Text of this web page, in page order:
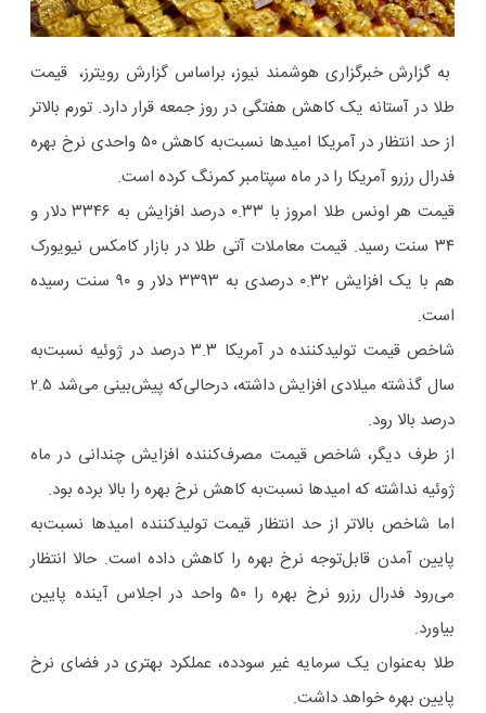
به گزارش خبرگزاری هوشمند نیوز، براساس گزارش رویترز، قیمت
طلا در آستانه یک کاهش هفتگی در روز جمعه قرار دارد. تورم بالاتر
از حد انتظار در آمریکا امیدها نسبت‌به کاهش ۵۰ واحدی نرخ بهره
فدرال رزرو آمریکا را در ماه سپتامبر کمرنگ کرده است.
قیمت هر اونس طلا امروز با ۰.۳۳ درصد افزایش به ۳۳۴۶ دلار و
۳۴ سنت رسید. قیمت معاملات آتی طلا در بازار کامکس نیویورک
هم با یک افزایش ۰.۳۲ درصدی به ۳۳۹۳ دلار و ۹۰ سنت رسیده
است.
شاخص قیمت تولیدکننده در آمریکا ۳.۳ درصد در ژوئیه نسبت‌به
سال گذشته میلادی افزایش داشته، درحالی‌که پیش‌بینی می‌شد ۲.۵
درصد بالا رود.
از طرف دیگر، شاخص قیمت مصرف‌کننده افزایش چندانی در ماه
ژوئیه نداشته که امیدها نسبت‌به کاهش نرخ بهره را بالا برده بود.
اما شاخص بالاتر از حد انتظار قیمت تولیدکننده امیدها نسبت‌به
پایین آمدن قابل‌توجه نرخ بهره را کاهش داده است. حالا انتظار
می‌رود فدرال رزرو نرخ بهره را ۵۰ واحد در اجلاس آینده پایین
بیاورد.
طلا به‌عنوان یک سرمایه غیر سودده، عملکرد بهتری در فضای نرخ
پایین بهره خواهد داشت.